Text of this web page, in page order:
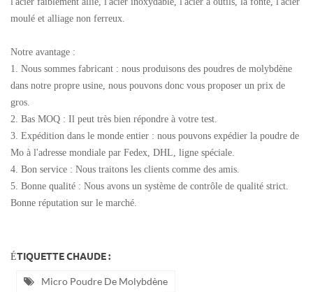
moulé et alliage non ferreux.
Notre avantage :
1. Nous sommes fabricant : nous produisons des poudres de molybdène
dans notre propre usine, nous pouvons donc vous proposer un prix de
gros.
2. Bas MOQ : Il peut très bien répondre à votre test.
3. Expédition dans le monde entier : nous pouvons expédier la poudre de
Mo à l'adresse mondiale par Fedex, DHL, ligne spéciale.
4. Bon service : Nous traitons les clients comme des amis.
5. Bonne qualité : Nous avons un système de contrôle de qualité strict.
Bonne réputation sur le marché.
ÉTIQUETTE CHAUDE :
Micro Poudre De Molybdène